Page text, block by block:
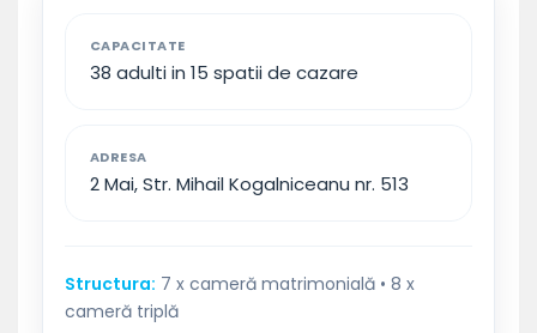
CAPACITATE
38 adulti in 15 spatii de cazare
ADRESA
2 Mai, Str. Mihail Kogalniceanu nr. 513
Structura: 7 x cameră matrimonială • 8 x
cameră triplă